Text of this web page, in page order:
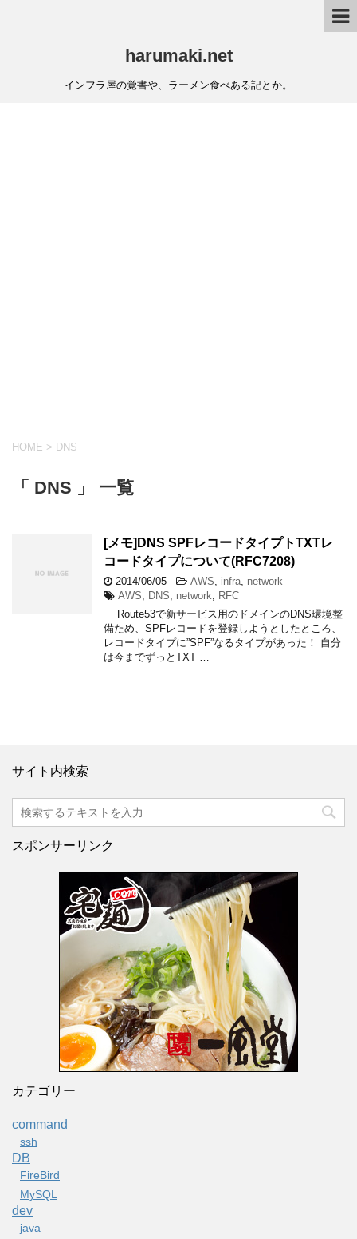
harumaki.net
インフラ屋の覚書や、ラーメン食べある記とか。
HOME > DNS
「 DNS 」 一覧
[メモ]DNS SPFレコードタイプトTXTレ
コードタイプについて(RFC7208)
2014/06/05 -AWS infra network
AWS
DNS network
RFC
Route53で新サービス用のドメインのDNS環境整
備ため、SPFレコードを登録しようとしたところ、
レコードタイプに”SPF”なるタイプがあった！ 自分
は今までずっとTXT …
サイト内検索
スポンサーリンク
カテゴリー
command
ssh
DB
FireBird
MySQL
dev
java